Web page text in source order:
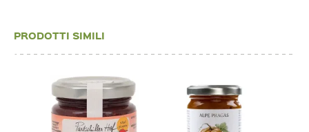
PRODOTTI SIMILI